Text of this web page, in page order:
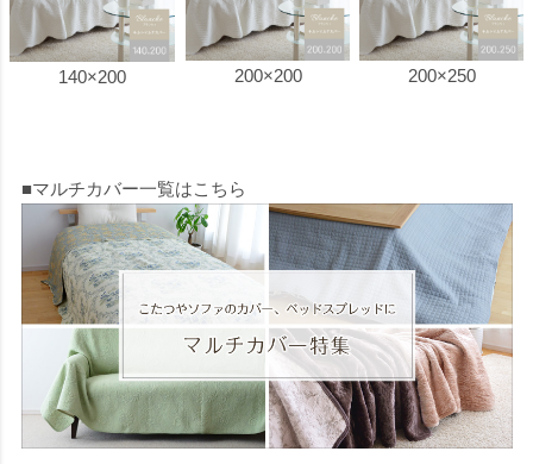
140×200 200×200 200×250
■マルチカバー一覧はこちら